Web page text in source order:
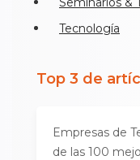
Tecnología
Top 3 de
Empresas de
de las 100